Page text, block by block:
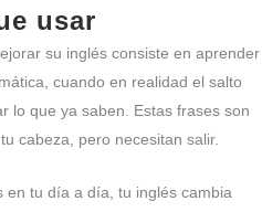
usar
su inglés consiste en aprender
cuando en realidad el salto
lo que ya saben. Estas frases son
cabeza, pero necesitan salir.
en tu día a día, tu inglés cambia